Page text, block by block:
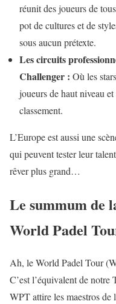
réunit des joueurs de
pot de cultures et de
sous aucun prétexte.
Les circuits
Challenger : Où les
joueurs de haut niveau
classement.
L’Europe est aussi une
qui peuvent tester leur
rêver plus grand…
Le summum de
World Padel
Ah, le World Padel Tour
C’est l’équivalent de
WPT attire les maestros de